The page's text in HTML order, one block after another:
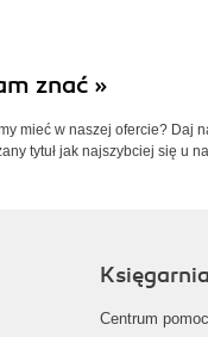
znać »
mieć w naszej ofercie? Daj
tytuł jak najszybciej się u
Księgarnia
Centrum